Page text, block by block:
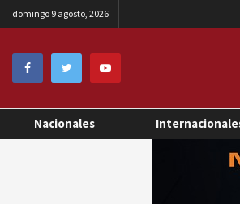
domingo 9 agosto, 2026
Nacionales